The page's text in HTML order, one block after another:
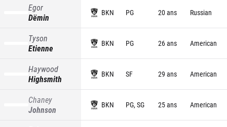
Egor
Dëmin
BKN PG 20 ans Russian
Tyson
Etienne
BKN PG 26 ans American
Haywood
Highsmith
BKN SF 29 ans American
Chaney
Johnson
BKN PG, SG 25 ans American